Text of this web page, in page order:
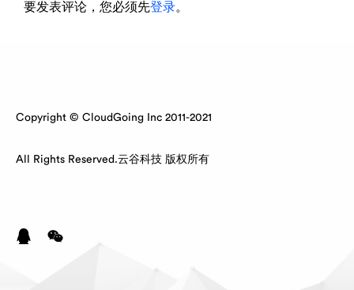
要发表评论，您必须先登录。
Copyright © CloudGoing Inc 2011-2021
All Rights Reserved.云谷科技 版权所有